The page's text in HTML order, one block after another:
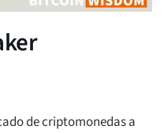
de criptomonedas a